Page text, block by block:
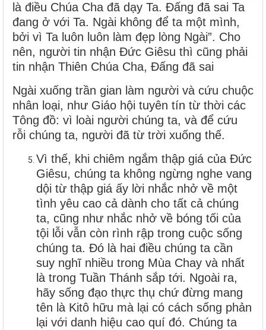
là điều Chúa Cha đã dạy Ta. Đấng đã sai Ta
đang ở với Ta. Ngài không để ta một mình,
bởi vì Ta luôn luôn làm đẹp lòng Ngài”. Cho
nên, người tin nhận Đức Giêsu thì cũng phải
tin nhận Thiên Chúa Cha, Đấng đã sai
Ngài xuống trần gian làm người và cứu chuộc
nhân loại, như Giáo hội tuyên tín từ thời các
Tông đồ: vì loài người chúng ta, và để cứu
rỗi chúng ta, người đã từ trời xuống thế.
Vì thế, khi chiêm ngắm thập giá của Đức
Giêsu, chúng ta không ngừng nghe vang
dội từ thập giá ấy lời nhắc nhở về một
tình yêu cao cả dành cho tất cả chúng
ta, cũng như nhắc nhở về bóng tối của
tội lỗi vẫn còn rình rập trong cuộc sống
chúng ta. Đó là hai điều chúng ta cần
suy nghĩ nhiều trong Mùa Chay và nhất
là trong Tuần Thánh sắp tới. Ngoài ra,
hãy sống đạo thực thụ chứ đừng mang
tên là Kitô hữu mà lại có cách sống phản
lại với danh hiệu cao quí đó. Chúng ta